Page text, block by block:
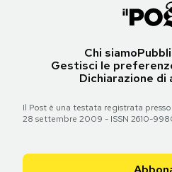
Chi siamo
Gestisci le
Dichiarazione di
Il Post è una testata registrata
28 settembre 2009 - ISSN 2610-